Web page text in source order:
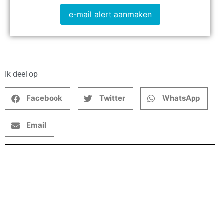
e-mail alert aanmaken
Ik deel op
Facebook Twitter WhatsApp
Email